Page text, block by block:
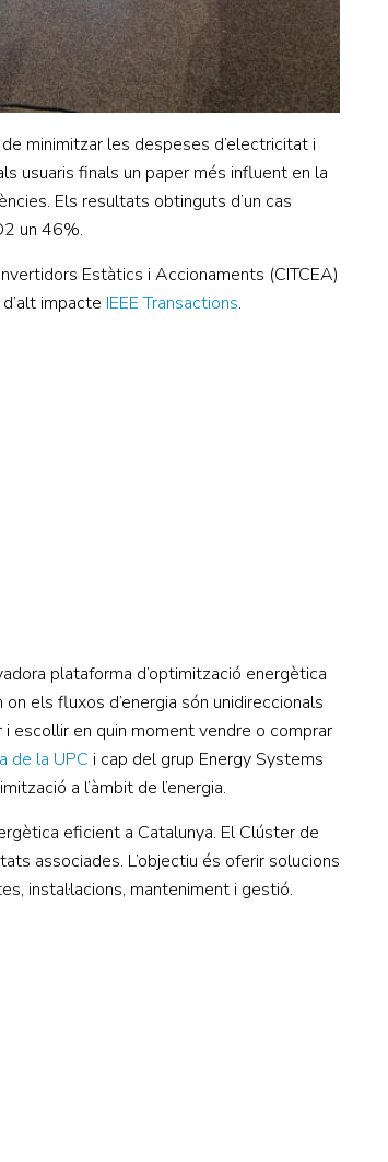
minimitzar les despeses d’electricitat i
usuaris finals un paper més influent en la
Els resultats obtinguts d’un cas
un 46%.
Estàtics i Accionaments (CITCEA)
impacte IEEE Transactions.
plataforma d’optimització energètica
els fluxos d’energia són unidireccionals
escollir en quin moment vendre o comprar
de la UPC i cap del grup Energy Systems
a l’àmbit de l’energia.
eficient a Catalunya. El Clúster de
associades. L’objectiu és oferir solucions
instal·lacions, manteniment i gestió.